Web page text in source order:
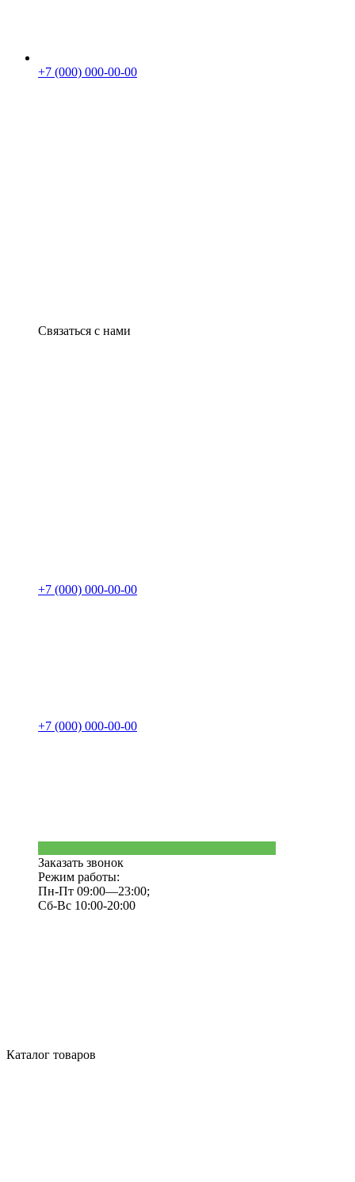
+7 (000) 000-00-00
Связаться с нами
+7 (000) 000-00-00
+7 (000) 000-00-00
Заказать звонок
Режим работы:
Пн-Пт 09:00—23:00;
Сб-Вс 10:00-20:00
Каталог товаров